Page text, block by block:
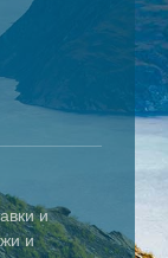
и
и
Turkish